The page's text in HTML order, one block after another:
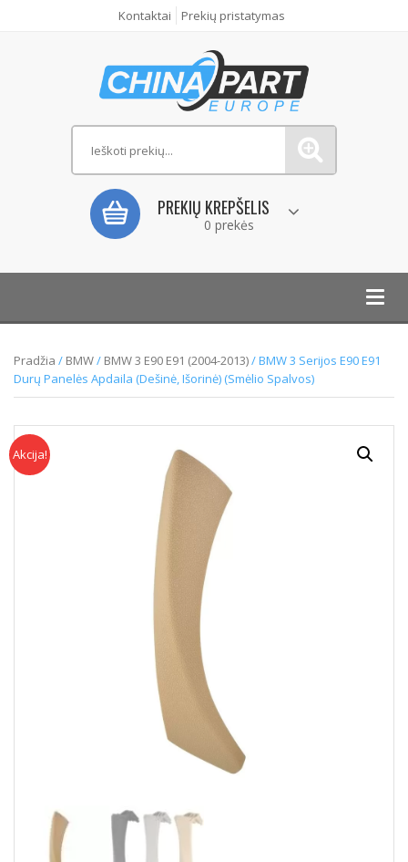
Kontaktai Prekių pristatymas
PREKIŲ KREPŠELIS
0 prekės
Pradžia / BMW/ BMW 3 E90 E91 (2004-2013)/ BMW 3 Serijos E90 E91
Durų Panelės Apdaila (Dešinė, Išorinė) (Smėlio Spalvos)
Akcija!